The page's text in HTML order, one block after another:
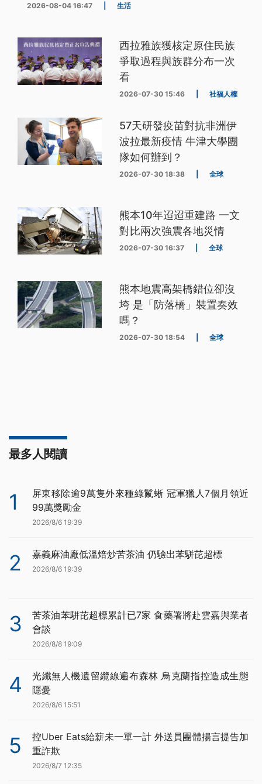
2026-08-04 16:47 生活
西拉雅族獲核定原住民族
爭取過程與族群分布一次
看
2026-07-30 15:46 社福人權
57天研發疫苗對抗非洲伊
波拉最新疫情 牛津大學團
隊如何辦到？
2026-07-30 18:38 全球
熊本10年迢迢重建路 一文
對比兩次強震各地災情
2026-07-30 16:37 全球
熊本地震高架橋錯位卻沒
垮 是「防落橋」裝置奏效
嗎？
2026-07-30 18:54 全球
最多人閱讀
1
屏東移除逾9萬隻外來種綠鬣蜥 冠軍獵人7個月領近
99萬獎勵金
2026/8/6 19:39
2 嘉義麻油廠低溫焙炒苦茶油 仍驗出苯駢芘超標
2026/8/6 19:39
3
苦茶油苯駢芘超標累計已7家 食藥署將赴雲嘉與業者
會談
2026/8/8 19:09
4
光纖無人機遺留纜線遍布森林 烏克蘭指控造成生態
隱憂
2026/8/6 15:51
5
控Uber Eats給薪未一單一計 外送員團體揚言提告加
重詐欺
2026/8/7 12:35